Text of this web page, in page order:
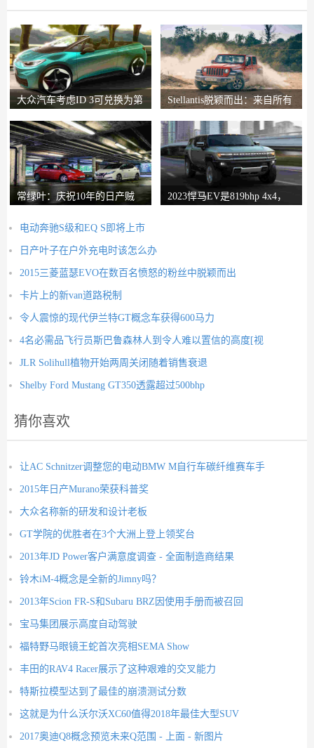
大众汽车考虑ID 3可兑换为第
Stellantis脱颖而出：来自所有
常绿叶：庆祝10年的日产贼
2023悍马EV是819bhp 4x4，
电动奔驰S级和EQ S即将上市
日产叶子在户外充电时该怎么办
2015三菱蓝瑟EVO在数百名愤怒的粉丝中脱颖而出
卡片上的新van道路税制
令人震惊的现代伊兰特GT概念车获得600马力
4名必需品飞行员斯巴鲁森林人到令人难以置信的高度[视
JLR Solihull植物开始两周关闭随着销售衰退
Shelby Ford Mustang GT350透露超过500bhp
猜你喜欢
让AC Schnitzer调整您的电动BMW M自行车碳纤维赛车手
2015年日产Murano荣获科普奖
大众名称新的研发和设计老板
GT学院的优胜者在3个大洲上登上领奖台
2013年JD Power客户满意度调查 - 全面制造商结果
铃木iM-4概念是全新的Jimny吗？
2013年Scion FR-S和Subaru BRZ因使用手册而被召回
宝马集团展示高度自动驾驶
福特野马眼镜王蛇首次亮相SEMA Show
丰田的RAV4 Racer展示了这种艰难的交叉能力
特斯拉模型达到了最佳的崩溃测试分数
这就是为什么沃尔沃XC60值得2018年最佳大型SUV
2017奥迪Q8概念预览未来Q范围 - 上面 - 新图片